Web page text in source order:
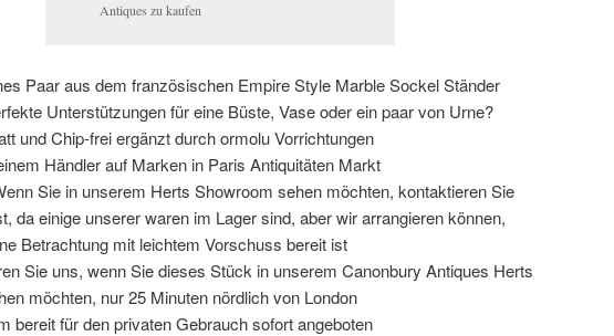
Antiques zu kaufen
Paar aus dem französischen Empire Style Marble Sockel Ständer
Unterstützungen für eine Büste, Vase oder ein paar von Urne?
und Chip-frei ergänzt durch ormolu Vorrichtungen
Händler auf Marken in Paris Antiquitäten Markt
Sie in unserem Herts Showroom sehen möchten, kontaktieren Sie
da einige unserer waren im Lager sind, aber wir arrangieren können,
Betrachtung mit leichtem Vorschuss bereit ist
Sie uns, wenn Sie dieses Stück in unserem Canonbury Antiques Herts
möchten, nur 25 Minuten nördlich von London
bereit für den privaten Gebrauch sofort angeboten